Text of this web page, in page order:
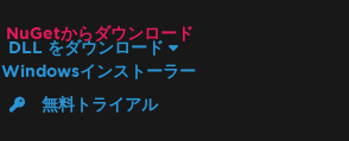
NuGetからダウンロード
DLL をダウンロード
Windowsインストーラー
無料トライアル